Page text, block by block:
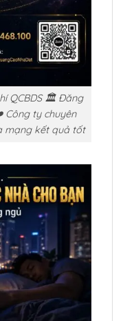
QCBDS 🏛️ Đăng
Công ty chuyên
mạng kết quả tốt